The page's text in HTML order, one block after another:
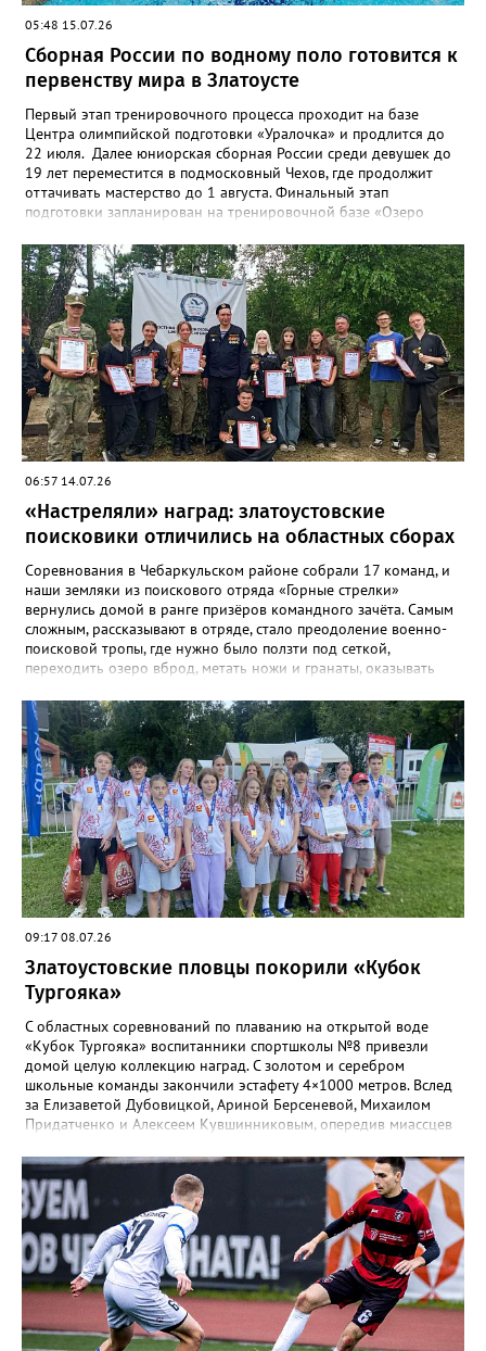
05:48 15.07.26
Сборная России по водному поло готовится к
первенству мира в Златоусте
Первый этап тренировочного процесса проходит на базе
Центра олимпийской подготовки «Уралочка» и продлится до
22 июля. Далее юниорская сборная России среди девушек до
19 лет переместится в подмосковный Чехов, где продолжит
оттачивать мастерство до 1 августа. Финальный этап
подготовки запланирован на тренировочной базе «Озеро
испанском городе Пуэрто-де-ла-Крус. Национальную сборную
на этом турнире возглавит тренер златоустовской «Уралочки»
Дмитрий Андреев.
06:57 14.07.26
«Настреляли» наград: златоустовские
поисковики отличились на областных сборах
Соревнования в Чебаркульском районе собрали 17 команд, и
наши земляки из поискового отряда «Горные стрелки»
вернулись домой в ранге призёров командного зачёта. Самым
сложным, рассказывают в отряде, стало преодоление военно-
поисковой тропы, где нужно было ползти под сеткой,
переходить озеро вброд, метать ножи и гранаты, оказывать
экспедициями и тренировками старшие «Горные стрелки»
финишировали вторыми, а их товарищи из средней группы –
третьими. В соревновательной программе были и визитка, и
видеоролик, а также викторина, конкурс музейных
экспотнатов и «профессиональный» этап под названием
«Эксгумация. Документирование работ», где средняя группа
лидировала, а старшие взяли бронзу. Всего «Горные стрелки»
привезли 13 наград разного достоинства. В средней группе
представители отряда стали вице-чемпионами, в старшей –
замкнули тройку лучших.
09:17 08.07.26
Златоустовские пловцы покорили «Кубок
Тургояка»
С областных соревнований по плаванию на открытой воде
«Кубок Тургояка» воспитанники спортшколы №8 привезли
домой целую коллекцию наград. С золотом и серебром
школьные команды закончили эстафету 4×1000 метров. Вслед
за Елизаветой Дубовицкой, Ариной Берсеневой, Михаилом
Придатченко и Алексеем Кувшинниковым, опередив миассцев
Анастасия Лущикова, Дмитрий Векшин и Макар Смирнов.
Золото на тысяче метрах среди девушек 14–16 лет забрала
Арина Берсенева, чуть отстала от неё Софья Новикова. На трёх
тысячах метров с выбыванием среди юношей первым стал
Ярослав Верещагин, третьим — Михаил Придатченко. А в
заплыве на три тысячи 3000 метров пьедестал оказался
полностью златоустовским. На него поднялись Софья
Колесникова, Арина Берсенева и Елизавета Дубовицкая. Всего
в «Кубке Тургояка» на старт вышли 155 спортсменов из
Златоуста, Миасса, Челябинска, Пласта и Южноуральска.